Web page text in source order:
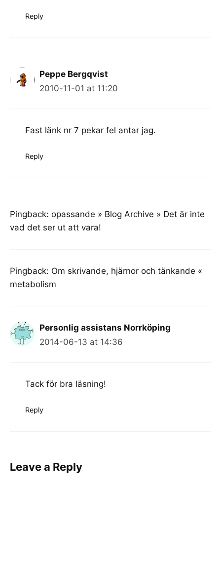
Reply
Peppe Bergqvist
2010-11-01 at 11:20
Fast länk nr 7 pekar fel antar jag.
Reply
Pingback: opassande » Blog Archive » Det är inte
vad det ser ut att vara!
Pingback: Om skrivande, hjärnor och tänkande «
metabolism
Personlig assistans Norrköping
2014-06-13 at 14:36
Tack för bra läsning!
Reply
Leave a Reply